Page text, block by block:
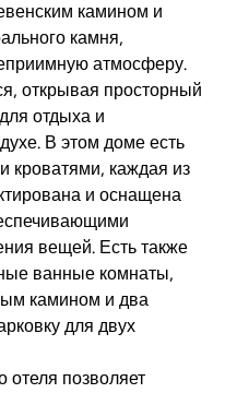
камином и
камня,
атмосферу.
открывая просторный
отдыха и
В этом доме есть
кроватями, каждая из
и оснащена
вещей. Есть также
ванные комнаты,
камином и два
для двух
отеля позволяет